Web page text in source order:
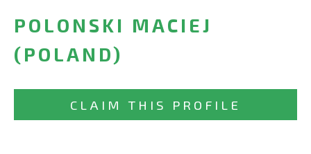
POLONSKI MACIEJ
(POLAND)
CLAIM THIS PROFILE